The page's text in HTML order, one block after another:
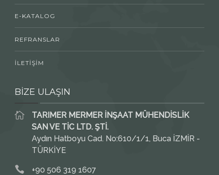
E-KATALOG
REFRANSLAR
İLETİŞİM
BİZE ULAŞIN
TARIMER MERMER İNŞAAT MÜHENDİSLİK
SAN VE TİC LTD. ŞTİ.
Aydın Hatboyu Cad. No:610/1/1, Buca İZMİR -
TÜRKİYE
+90 506 319 1607